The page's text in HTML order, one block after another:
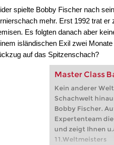
spielte Bobby Fischer nach
mehr. Erst 1992 trat
Es folgten danach aber
isländischen Exil zwei
auf das Spitzenschach?
Master Class
Kein anderer
Schachwelt
Bobby Fischer.
Expertenteam
und zeigt Ihnen
11.Weltmeisters